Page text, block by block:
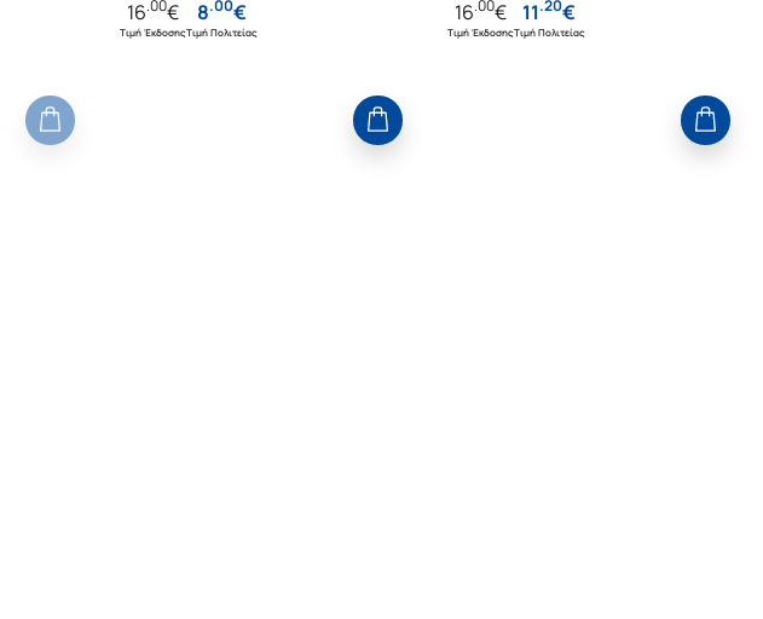
16.00€
Τιμή Έκδοσης
8.00€
Τιμή Πολιτείας
16.00€
Τιμή Έκδοσης
11.20€
Τιμή Πολιτείας